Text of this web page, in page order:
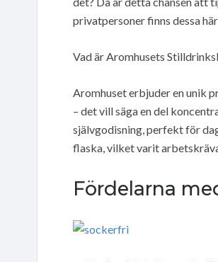
privatpersoner finns dessa
Vad är Aromhusets
Aromhuset erbjuder en unik
– det vill säga en del
självgodisning, perfekt för
flaska, vilket varit
Fördelarna